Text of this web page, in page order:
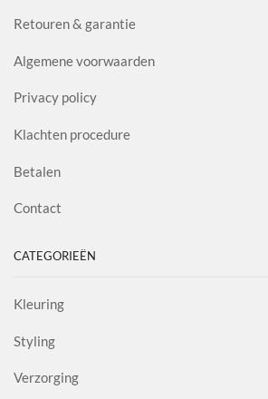
Retouren & garantie
Algemene voorwaarden
Privacy policy
Klachten procedure
Betalen
Contact
CATEGORIEËN
Kleuring
Styling
Verzorging